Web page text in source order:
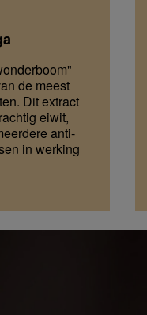
de meest
Dit extract
eiwit,
anti-
in werking